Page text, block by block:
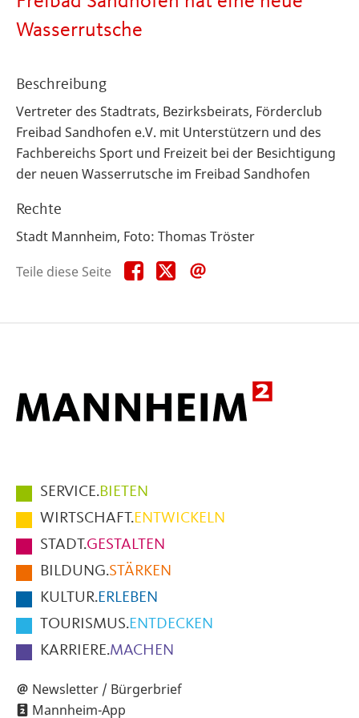
Wasserrutsche
Beschreibung
Vertreter des Stadtrats, Bezirksbeirats, Förderclub
Freibad Sandhofen e.V. mit Unterstützern und des
Fachbereichs Sport und Freizeit bei der Besichtigung
der neuen Wasserrutsche im Freibad Sandhofen
Rechte
Stadt Mannheim, Foto: Thomas Tröster
Teile diese Seite
Teile
diese
Teile
diese
Hauptmenüpunkte
im
Fußbereich
der
Seite
SERVICE.BIETEN
WIRTSCHAFT.ENTWICKELN
STADT.GESTALTEN
BILDUNG.STÄRKEN
KULTUR.ERLEBEN
TOURISMUS.ENTDECKEN
KARRIERE.MACHEN
Newsletter / Bürgerbrief
Mannheim-App